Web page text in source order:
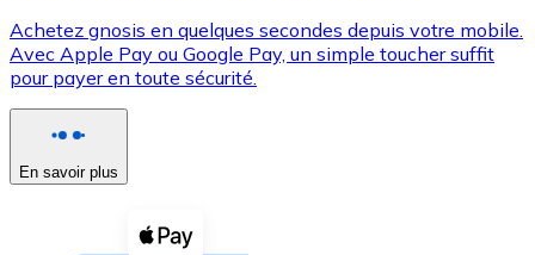
XRP
XRP
Voir toutes
Coupons crypto
Achetez gnosis en quelques secondes depuis votre mobile.
Avec Apple Pay ou Google Pay, un simple toucher suffit
pour payer en toute sécurité.
En savoir plus